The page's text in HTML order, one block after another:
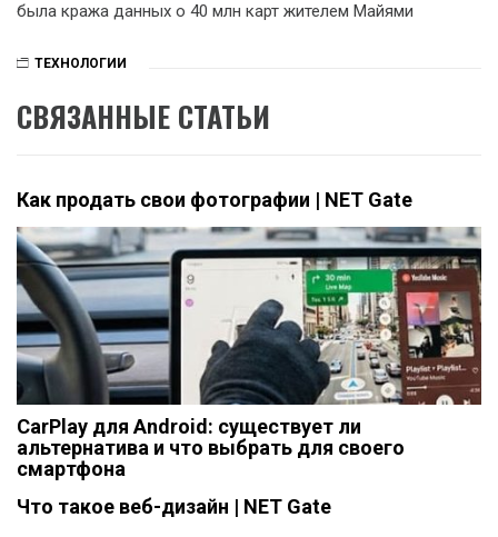
была кража данных о 40 млн карт жителем Майями
ТЕХНОЛОГИИ
СВЯЗАННЫЕ СТАТЬИ
Как продать свои фотографии | NET Gate
CarPlay для Android: существует ли
альтернатива и что выбрать для своего
смартфона
Что такое веб-дизайн | NET Gate